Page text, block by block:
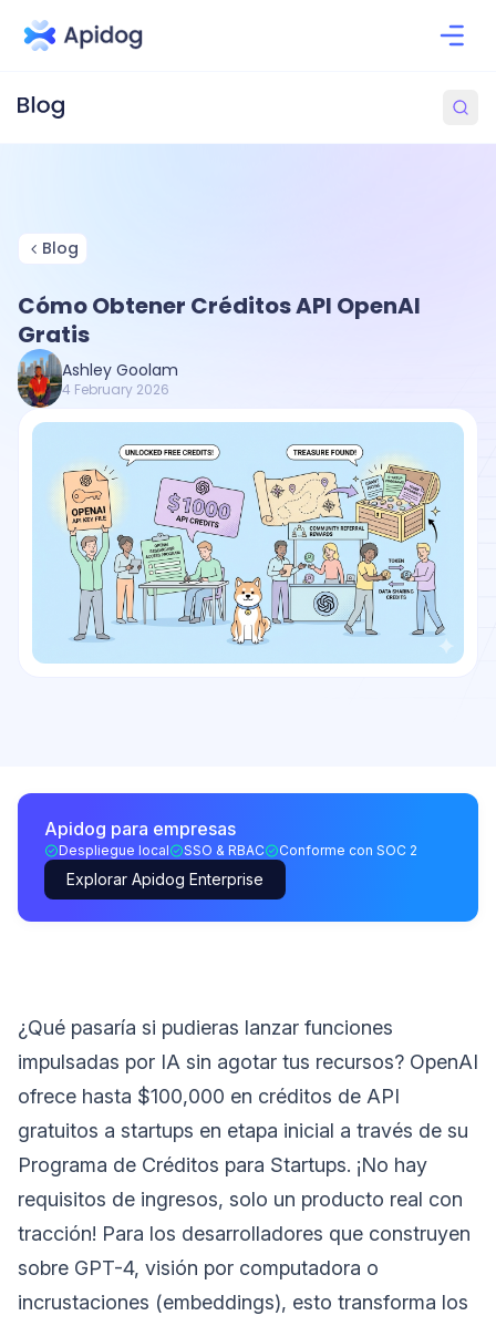
Blog
Cómo Obtener Créditos API OpenAI
Gratis
Ashley Goolam
4 February 2026
Apidog para empresas
Despliegue local SSO & RBAC Conforme con SOC 2
Explorar Apidog Enterprise
¿Qué pasaría si pudieras lanzar funciones
impulsadas por IA sin agotar tus recursos? OpenAI
ofrece hasta $100,000 en créditos de API
gratuitos a startups en etapa inicial a través de su
Programa de Créditos para Startups. ¡No hay
requisitos de ingresos, solo un producto real con
tracción! Para los desarrolladores que construyen
sobre GPT-4, visión por computadora o
incrustaciones (embeddings), esto transforma los